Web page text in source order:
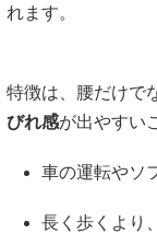
れます。
特徴は、腰だけで
びれ感が出やすい
車の運転やソ
長く歩くより